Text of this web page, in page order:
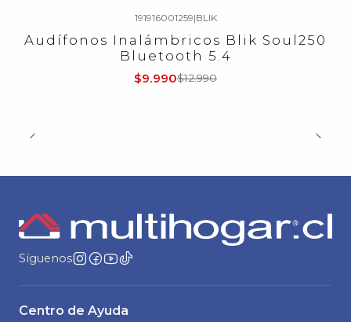
-23%OFF
191916001259|BLIK
Audífonos Inalámbricos Blik Soul250
Bluetooth 5.4
$9.990$12.990
Síguenos
Centro de Ayuda